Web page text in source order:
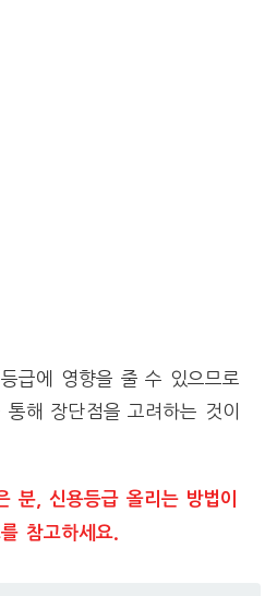
급에 영향을 줄 수 있으므로
해 장단점을 고려하는 것이
분, 신용등급 올리는 방법이
참고하세요.